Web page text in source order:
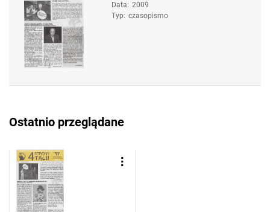
Data: 2009
Typ: czasopismo
Ostatnio przeglądane